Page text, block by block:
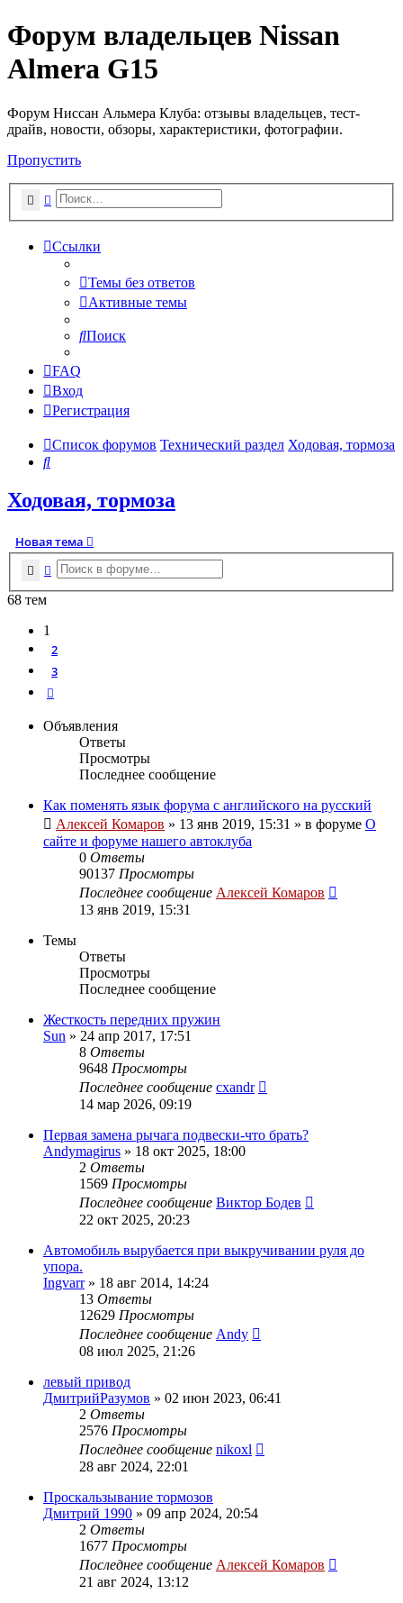
Форум владельцев Nissan
Almera G15
Форум Ниссан Альмера Клуба: отзывы владельцев, тест-
драйв, новости, обзоры, характеристики, фотографии.
Пропустить
ПоискРасширенный поиск
Ссылки
Темы без ответов
Активные темы
Поиск
FAQ
Вход
Регистрация
Список форумов Технический раздел Ходовая, тормоза
Поиск
Ходовая, тормоза
Новая тема
ПоискРасширенный поиск
68 тем
1
2
3
Объявления
Ответы
Просмотры
Последнее сообщение
Как поменять язык форума с английского на русский
Алексей Комаров » 13 янв 2019, 15:31 » в форуме О
сайте и форуме нашего автоклуба
0 Ответы
90137 Просмотры
Последнее сообщение Алексей Комаров
13 янв 2019, 15:31
Темы
Ответы
Просмотры
Последнее сообщение
Жесткость передних пружин
Sun » 24 апр 2017, 17:51
8 Ответы
9648 Просмотры
Последнее сообщение cxandr
14 мар 2026, 09:19
Первая замена рычага подвески-что брать?
Andymagirus » 18 окт 2025, 18:00
2 Ответы
1569 Просмотры
Последнее сообщение Виктор Бодев
22 окт 2025, 20:23
Автомобиль вырубается при выкручивании руля до
упора.
Ingvarr» 18 авг 2014, 14:24
13 Ответы
12629 Просмотры
Последнее сообщение Andy
08 июл 2025, 21:26
левый привод
ДмитрийРазумов » 02 июн 2023, 06:41
2 Ответы
2576 Просмотры
Последнее сообщение nikoxl
28 авг 2024, 22:01
Проскальзывание тормозов
Дмитрий 1990 » 09 апр 2024, 20:54
2 Ответы
1677 Просмотры
Последнее сообщение Алексей Комаров
21 авг 2024, 13:12